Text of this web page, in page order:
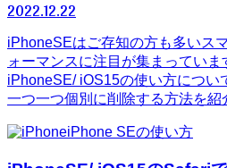
2022.12.22
iPhoneSEはご存知の方も多いス
ォーマンスに注目が集まっていま
iPhoneSE/ iOS15の使い方につい
一つ一つ個別に削除する方法を紹
iPhone SEの使い方